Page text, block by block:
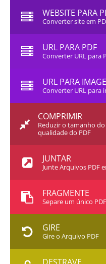
WEBSITE PARA
Converter site em
URL PARA PDF
Converter URL para
URL PARA
Converter URL para
COMPRIMIR
Reduzir o tamanho
qualidade do PDF
JUNTAR
Junte Arquivos PDF
FRAGMENTE
Separe um único
GIRE
Gire o Arquivo PDF